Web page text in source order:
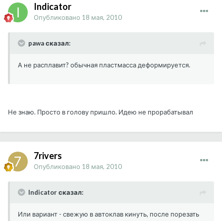
Indicator
Опубликовано 18 мая, 2010
pawa сказал:
А не расплавит? обычная пластмасса деформируется.
Не знаю. Просто в голову пришло. Идею не прорабатывал
7rivers
Опубликовано 18 мая, 2010
Indicator сказал:
Или вариант - свежую в автоклав кинуть, после порезать